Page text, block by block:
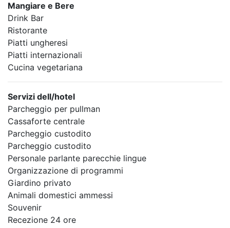
Mangiare e Bere
Drink Bar
Ristorante
Piatti ungheresi
Piatti internazionali
Cucina vegetariana
Servizi dell/hotel
Parcheggio per pullman
Cassaforte centrale
Parcheggio custodito
Parcheggio custodito
Personale parlante parecchie lingue
Organizzazione di programmi
Giardino privato
Animali domestici ammessi
Souvenir
Recezione 24 ore